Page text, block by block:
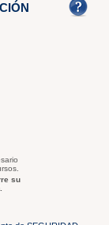
su